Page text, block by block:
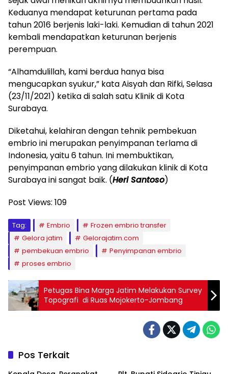
Keduanya mendapat keturunan pertama pada
tahun 2016 berjenis laki-laki. Kemudian di tahun 2021
kembali mendapatkan keturunan berjenis
perempuan.
“Alhamdulillah, kami berdua hanya bisa
mengucapkan syukur,” kata Aisyah dan Rifki, Selasa
(23/11/2021) ketika di salah satu Klinik di Kota
Surabaya.
Diketahui, kelahiran dengan tehnik pembekuan
embrio ini merupakan penyimpanan terlama di
Indonesia, yaitu 6 tahun. Ini membuktikan,
penyimpanan embrio yang dilakukan klinik di Kota
Surabaya ini sangat baik. (Heri Santoso)
Post Views: 109
Tag: Embrio
Frozen embrio transfer
Gelora jatim
Gelorajatim.com
pembekuan embrio
Penyimpanan embrio
proses embrio
Petugas Bina Marga Jatim Melakukan Survey
Topografi di Ruas Mojokerto-Jombang
Pos Terkait